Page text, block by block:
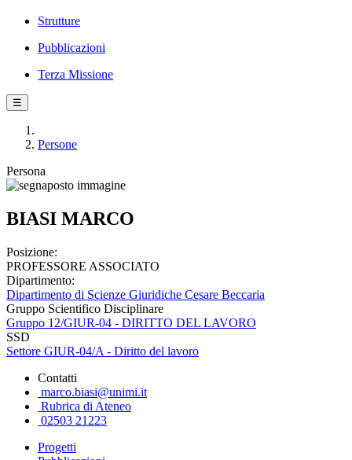
Strutture
Pubblicazioni
Terza Missione
☰
Persone
Persona
BIASI MARCO
Posizione:
PROFESSORE ASSOCIATO
Dipartimento:
Dipartimento di Scienze Giuridiche Cesare Beccaria
Gruppo Scientifico Disciplinare
Gruppo 12/GIUR-04 - DIRITTO DEL LAVORO
SSD
Settore GIUR-04/A - Diritto del lavoro
Contatti
marco.biasi@unimi.it
Rubrica di Ateneo
02503 21223
Progetti